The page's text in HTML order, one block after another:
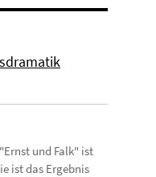
und Falk" ist
ist das Ergebnis